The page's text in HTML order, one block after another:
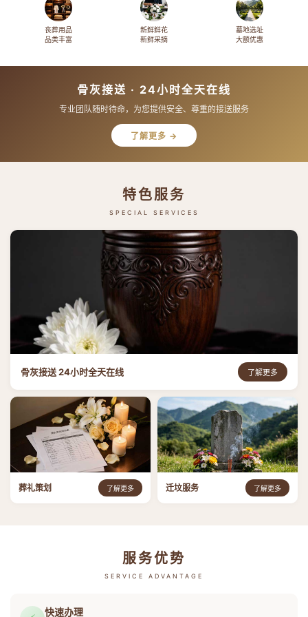
丧葬用品
品类丰富
新鲜鲜花
新鲜采摘
墓地选址
大额优惠
骨灰接送 · 24小时全天在线
专业团队随时待命，为您提供安全、尊重的接送服务
了解更多 →
特色服务
SPECIAL SERVICES
骨灰接送 24小时全天在线 了解更多
葬礼策划 了解更多 迁坟服务 了解更多
服务优势
SERVICE ADVANTAGE
快速办理